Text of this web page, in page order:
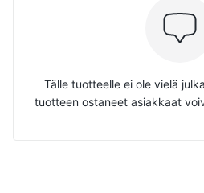
Tälle tuotteelle ei ole vielä
tuotteen ostaneet asiakkaat